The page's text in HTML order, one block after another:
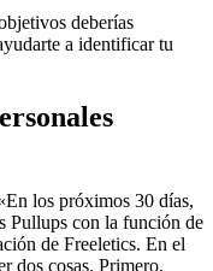
deberías
a identificar tu
los próximos 30 días,
Pullups con la función de
de Freeletics. En el
dos cosas. Primero,